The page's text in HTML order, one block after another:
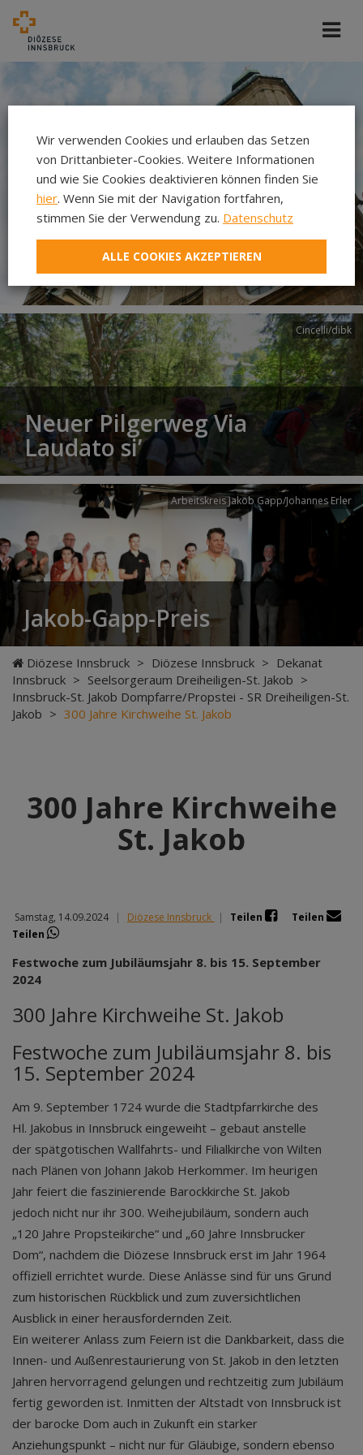
Cincelli/dibk
Neuer Pilgerweg Via
Laudato si’
Arbeitskreis Jakob Gapp/Johannes Erler
Jakob-Gapp-Preis
Diözese Innsbruck > Diözese Innsbruck > Dekanat
Innsbruck > Seelsorgeraum Dreiheiligen-St. Jakob >
Innsbruck-St. Jakob Dompfarre/Propstei - SR Dreiheiligen-St.
Jakob > 300 Jahre Kirchweihe St. Jakob
300 Jahre Kirchweihe
St. Jakob
Samstag, 14.09.2024 | Diözese Innsbruck | Teilen
Teilen
Teilen
Festwoche zum Jubiläumsjahr 8. bis 15. September
2024
300 Jahre Kirchweihe St. Jakob
Festwoche zum Jubiläumsjahr 8. bis
15. September 2024
Am 9. September 1724 wurde die Stadtpfarrkirche des
Hl. Jakobus in Innsbruck eingeweiht – gebaut anstelle
der spätgotischen Wallfahrts- und Filialkirche von Wilten
nach Plänen von Johann Jakob Herkommer. Im heurigen
Jahr feiert die faszinierende Barockkirche St. Jakob
jedoch nicht nur ihr 300. Weihejubiläum, sondern auch
„120 Jahre Propsteikirche“ und „60 Jahre Innsbrucker
Dom“, nachdem die Diözese Innsbruck erst im Jahr 1964
offiziell errichtet wurde. Diese Anlässe sind für uns Grund
zum historischen Rückblick und zum zuversichtlichen
Ausblick in einer herausfordernden Zeit.
Ein weiterer Anlass zum Feiern ist die Dankbarkeit, dass die
Innen- und Außenrestaurierung von St. Jakob in den letzten
Jahren hervorragend gelungen und rechtzeitig zum Jubiläum
fertig geworden ist. Inmitten der Altstadt von Innsbruck ist
der barocke Dom auch in Zukunft ein starker
Anziehungspunkt – nicht nur für Gläubige, sondern ebenso
Wir verwenden Cookies und erlauben das Setzen
von Drittanbieter-Cookies. Weitere Informationen
und wie Sie Cookies deaktivieren können finden Sie
hier. Wenn Sie mit der Navigation fortfahren,
stimmen Sie der Verwendung zu. Datenschutz
ALLE COOKIES AKZEPTIEREN